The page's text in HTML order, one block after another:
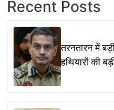
Recent Posts
तरनतारन में
हथियारों की